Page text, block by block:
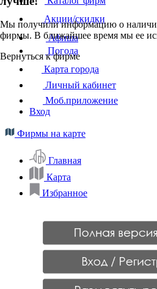
Мы получили информацию о
фирмы. В ближайшее время мы ее
Вернуться к фирме
Акции/скидки
Афиша
Погода
Карта города
Личный кабинет
Моб.приложение
Вход
Фирмы на карте
Главная
Карта
Избранное